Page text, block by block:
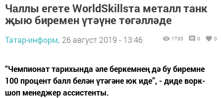
Чаллы егете WorldSkillsта металл танк
җыю биремен үтәүне төгәлләде
Татар-информ, 26 август 2019 - 13:46 1733 0 0
“Чемпионат тарихында әле беркемнең дә бу биремне
100 процент балл белән үтәгәне юк иде”, - диде ворк-
шоп менеджер ассистенты.